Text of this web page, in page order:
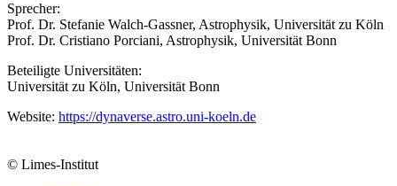
Sprecher:
Prof. Dr. Stefanie Walch-Gassner, Astrophysik, Universität zu Köln
Prof. Dr. Cristiano Porciani, Astrophysik, Universität Bonn
Beteiligte Universitäten:
Universität zu Köln, Universität Bonn
Website: https://dynaverse.astro.uni-koeln.de
© Limes-Institut